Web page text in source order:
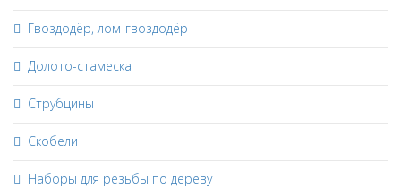
Гвоздодёр, лом-гвоздодёр
Долото-стамеска
Струбцины
Скобели
Наборы для резьбы по дереву